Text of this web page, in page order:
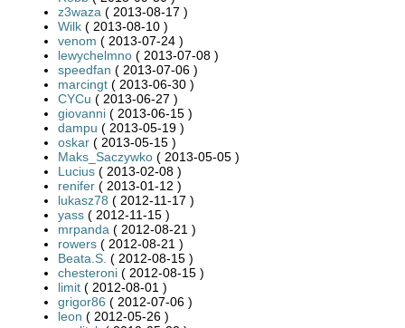
z3waza ( 2013-08-17 )
Wilk ( 2013-08-10 )
venom ( 2013-07-24 )
lewychelmno ( 2013-07-08 )
speedfan ( 2013-07-06 )
marcingt ( 2013-06-30 )
CYCu ( 2013-06-27 )
giovanni ( 2013-06-15 )
dampu ( 2013-05-19 )
oskar ( 2013-05-15 )
Maks_Saczywko ( 2013-05-05 )
Lucius ( 2013-02-08 )
renifer ( 2013-01-12 )
lukasz78 ( 2012-11-17 )
yass ( 2012-11-15 )
mrpanda ( 2012-08-21 )
rowers ( 2012-08-21 )
Beata.S. ( 2012-08-15 )
chesteroni ( 2012-08-15 )
limit ( 2012-08-01 )
grigor86 ( 2012-07-06 )
leon ( 2012-05-26 )